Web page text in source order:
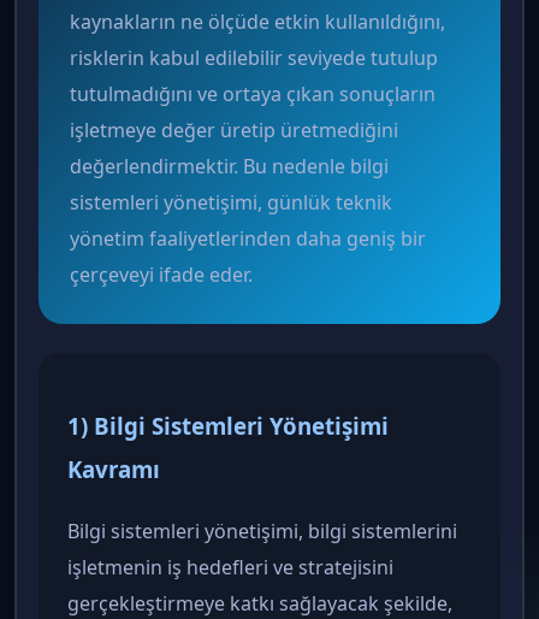
kaynakların ne ölçüde etkin kullanıldığını,
risklerin kabul edilebilir seviyede tutulup
tutulmadığını ve ortaya çıkan sonuçların
işletmeye değer üretip üretmediğini
değerlendirmektir. Bu nedenle bilgi
sistemleri yönetişimi, günlük teknik
yönetim faaliyetlerinden daha geniş bir
çerçeveyi ifade eder.
1) Bilgi Sistemleri Yönetişimi
Kavramı
Bilgi sistemleri yönetişimi, bilgi sistemlerini
işletmenin iş hedefleri ve stratejisini
gerçekleştirmeye katkı sağlayacak şekilde,